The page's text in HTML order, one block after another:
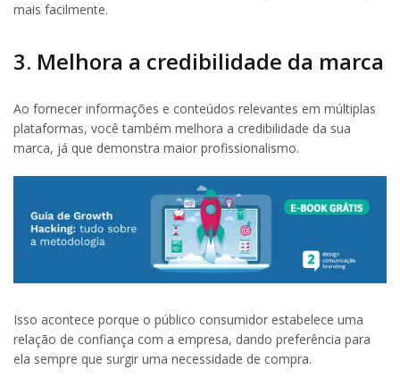
mais facilmente.
3. Melhora a credibilidade da marca
Ao fornecer informações e conteúdos relevantes em múltiplas
plataformas, você também melhora a credibilidade da sua
marca, já que demonstra maior profissionalismo.
Isso acontece porque o público consumidor estabelece uma
relação de confiança com a empresa, dando preferência para
ela sempre que surgir uma necessidade de compra.